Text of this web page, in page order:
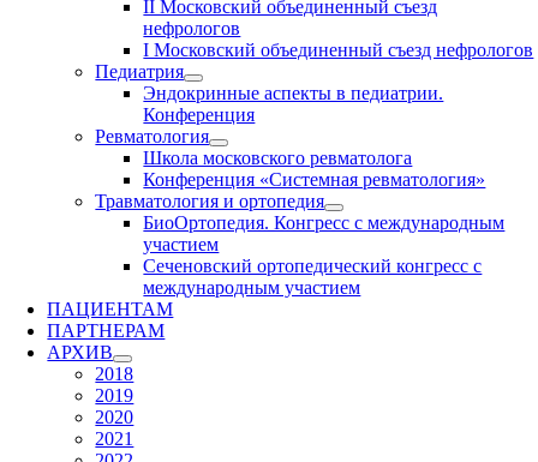
II Московский объединенный съезд
нефрологов
I Московский объединенный съезд нефрологов
Педиатрия
Эндокринные аспекты в педиатрии.
Конференция
Ревматология
Школа московского ревматолога
Конференция «Системная ревматология»
Травматология и ортопедия
БиоОртопедия. Конгресс с международным
участием
Сеченовский ортопедический конгресс с
международным участием
ПАЦИЕНТАМ
ПАРТНЕРАМ
АРХИВ
2018
2019
2020
2021